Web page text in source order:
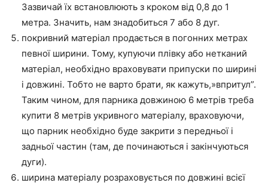
Зазвичай їх встановлюють з кроком від 0,8 до 1
метра. Значить, нам знадобиться 7 або 8 дуг.
покривний матеріал продається в погонних метрах
певної ширини. Тому, купуючи плівку або нетканий
матеріал, необхідно враховувати припуски по ширині
і довжині. Тобто не варто брати, як кажуть,»впритул”.
Таким чином, для парника довжиною 6 метрів треба
купити 8 метрів укривного матеріалу, враховуючи,
що парник необхідно буде закрити з передньої і
задньої частин (там, де починаються і закінчуються
дуги).
ширина матеріалу розраховується по довжині всієї